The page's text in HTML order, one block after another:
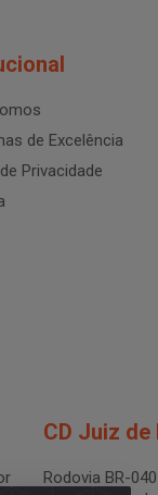
de Excelência
Privacidade
CD Juiz de
Rodovia BR-